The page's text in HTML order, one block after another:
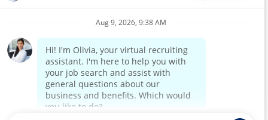
Notis Hak Cipta
Laman Utama Korporat